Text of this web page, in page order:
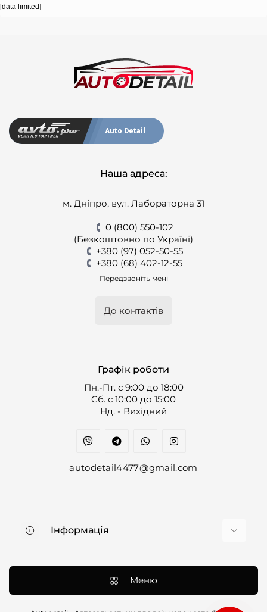
[data limited]
Auto Detail
Наша адреса:
м. Дніпро, вул. Лабораторна 31
0 (800) 550-102
(Безкоштовно по Україні)
+380 (97) 052-50-55
+380 (68) 402-12-55
Передзвоніть мені
До контактів
Графік роботи
Пн.-Пт. с 9:00 до 18:00
Cб. с 10:00 до 15:00
Нд. - Вихідний
autodetail4477@gmail.com
Інформація
Контакти
Меню